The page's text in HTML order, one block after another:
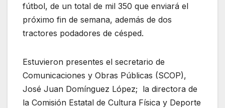
fútbol, de un total de mil 350 que enviará el
próximo fin de semana, además de dos
tractores podadores de césped.
Estuvieron presentes el secretario de
Comunicaciones y Obras Públicas (SCOP),
José Juan Domínguez López; la directora de
la Comisión Estatal de Cultura Física y Deporte